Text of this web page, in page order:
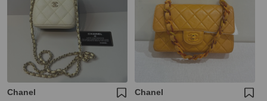
Chanel Chanel